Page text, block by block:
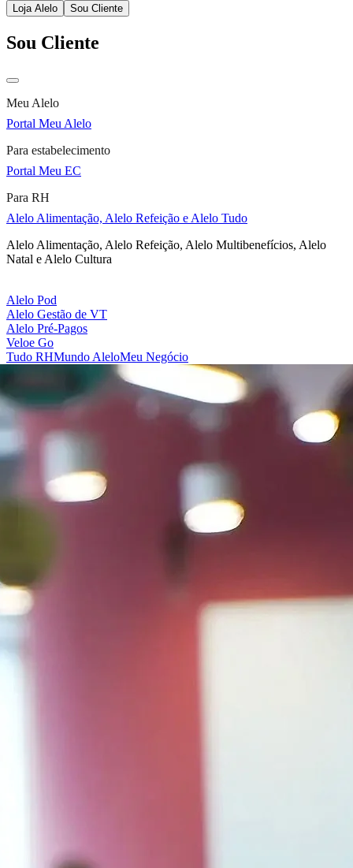
Loja Alelo Sou Cliente
Sou Cliente
Meu Alelo
Portal Meu Alelo
Para estabelecimento
Portal Meu EC
Para RH
Alelo Alimentação, Alelo Refeição e Alelo Tudo
Alelo Alimentação, Alelo Refeição, Alelo Multibenefícios, Alelo
Natal e Alelo Cultura
Alelo Pod
Alelo Gestão de VT
Alelo Pré-Pagos
Veloe Go
Tudo RHMundo AleloMeu Negócio